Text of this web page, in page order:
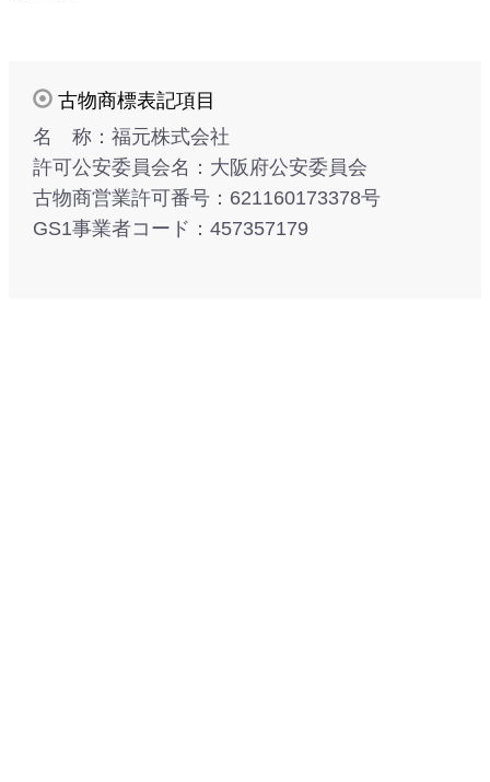
古物商標表記項目
名 称：福元株式会社
許可公安委員会名：大阪府公安委員会
古物商営業許可番号：621160173378号
GS1事業者コード：457357179